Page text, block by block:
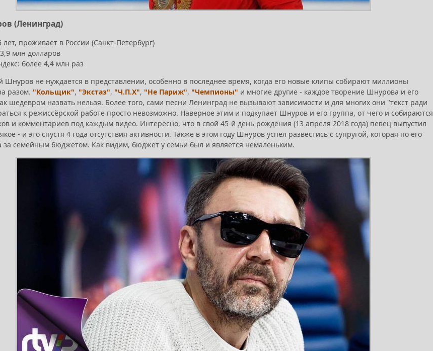
(Ленинград)
проживает в России (Санкт-Петербург)
млн долларов
более 4,4 млн раз
Шнуров не нуждается в представлении, особенно в последнее время, когда его новые клипы собирают миллионы
разом. "Кольщик", "Экстаз", "Ч.П.Х", "Не Париж", "Чемпионы" и многие другие - каждое творение Шнурова и его
шедевром назвать нельзя. Более того, сами песни Ленинград не вызывают зависимости и для многих они "текст ради
к режиссёрской работе просто невозможно. Наверное этим и подкупает Шнуров и его группа, от чего и собираются
и комментариев под каждым видео. Интересно, что в свой 45-й день рождения (13 апреля 2018 года) певец выпустил
- и это спустя 4 года отсутствия активности. Также в этом году Шнуров успел развестись с супругой, которая по его
за семейным бюджетом. Как видим, бюджет у семьи был и является немаленьким.